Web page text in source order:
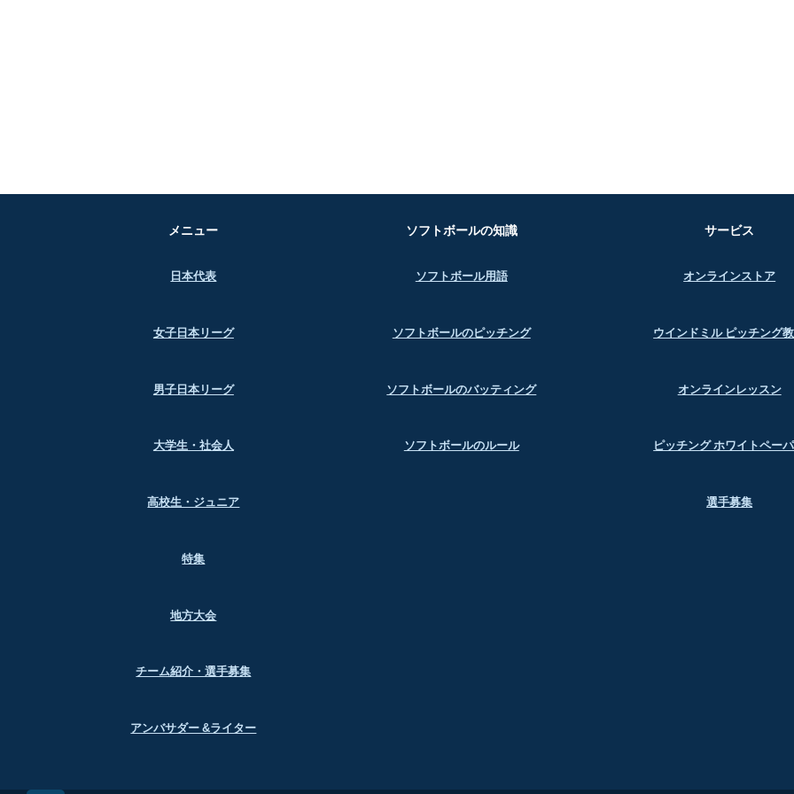
メニュー
日本代表
女子日本リーグ
男子日本リーグ
大学生・社会人
高校生・ジュニア
特集
地方大会
チーム紹介・選手募集
アンバサダー &ライター
ソフトボールの知識
ソフトボール用語
ソフトボールのピッチング
ソフトボールのバッティング
ソフトボールのルール
サービス
オンラインストア
ウインドミル ピッチング
オンラインレッスン
ピッチング ホワイトペー
選手募集